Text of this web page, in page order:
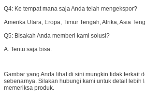
Q4: Ke tempat mana saja Anda telah mengekspor?
Amerika Utara, Eropa, Timur Tengah, Afrika, Asia
Q5: Bisakah Anda memberi kami solusi?
A: Tentu saja bisa.
Gambar yang Anda lihat di sini mungkin tidak terkait
sebenarnya. Silakan hubungi kami untuk detail lebih
memeriksa produk.